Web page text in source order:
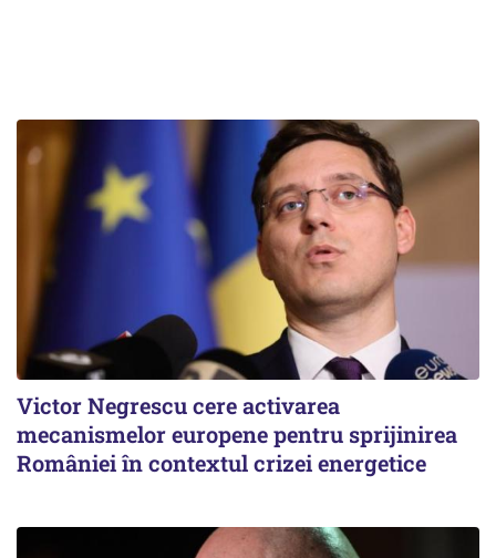
Victor Negrescu cere activarea
mecanismelor europene pentru sprijinirea
României în contextul crizei energetice